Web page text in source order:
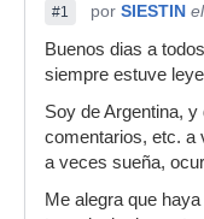
#1 por SIESTIN
Buenos dias a
siempre estuve
Soy de Argentina,
comentarios, etc. a
a veces sueña,
Me alegra que